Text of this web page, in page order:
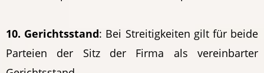
10. Gerichtsstand: Bei Streitigkeiten gilt für beide
Parteien der Sitz der Firma als vereinbarter